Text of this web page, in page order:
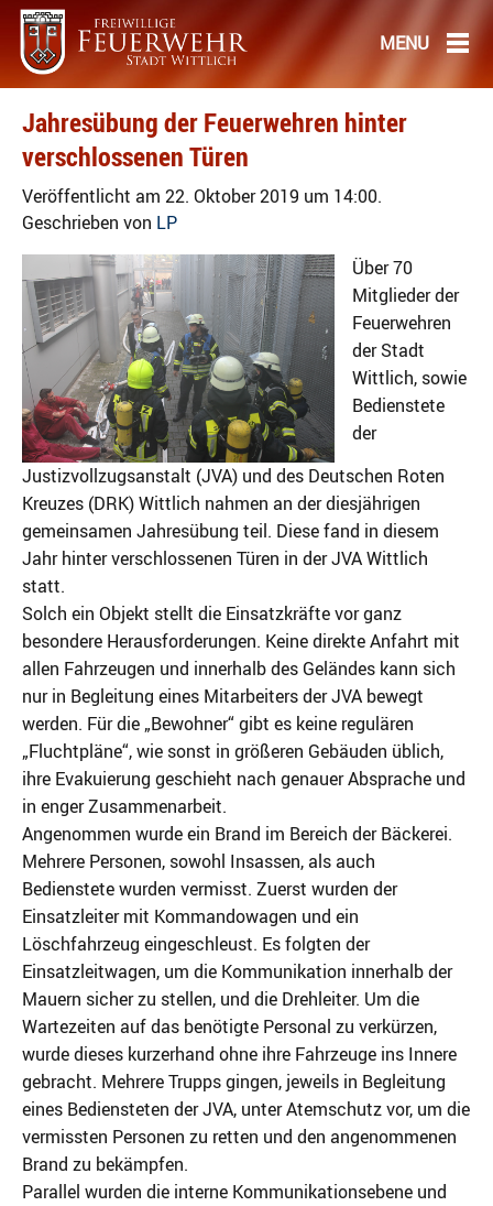
Jahresübung der Feuerwehren hinter
verschlossenen Türen
Veröffentlicht am 22. Oktober 2019 um 14:00.
Geschrieben von LP
Über 70
Mitglieder der
Feuerwehren
der Stadt
Wittlich, sowie
Bedienstete
der
Justizvollzugsanstalt (JVA) und des Deutschen Roten
Kreuzes (DRK) Wittlich nahmen an der diesjährigen
gemeinsamen Jahresübung teil. Diese fand in diesem
Jahr hinter verschlossenen Türen in der JVA Wittlich
statt.
Solch ein Objekt stellt die Einsatzkräfte vor ganz
besondere Herausforderungen. Keine direkte Anfahrt mit
allen Fahrzeugen und innerhalb des Geländes kann sich
nur in Begleitung eines Mitarbeiters der JVA bewegt
werden. Für die „Bewohner“ gibt es keine regulären
„Fluchtpläne“, wie sonst in größeren Gebäuden üblich,
ihre Evakuierung geschieht nach genauer Absprache und
in enger Zusammenarbeit.
Angenommen wurde ein Brand im Bereich der Bäckerei.
Mehrere Personen, sowohl Insassen, als auch
Bedienstete wurden vermisst. Zuerst wurden der
Einsatzleiter mit Kommandowagen und ein
Löschfahrzeug eingeschleust. Es folgten der
Einsatzleitwagen, um die Kommunikation innerhalb der
Mauern sicher zu stellen, und die Drehleiter. Um die
Wartezeiten auf das benötigte Personal zu verkürzen,
wurde dieses kurzerhand ohne ihre Fahrzeuge ins Innere
gebracht. Mehrere Trupps gingen, jeweils in Begleitung
eines Bediensteten der JVA, unter Atemschutz vor, um die
vermissten Personen zu retten und den angenommenen
Brand zu bekämpfen.
Parallel wurden die interne Kommunikationsebene und